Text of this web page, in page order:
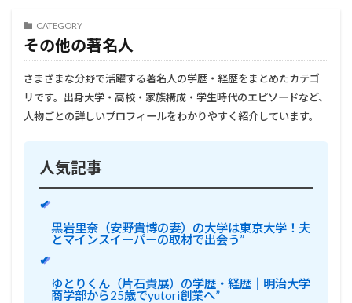
CATEGORY
その他の著名人
さまざまな分野で活躍する著名人の学歴・経歴をまとめたカテゴ
リです。出身大学・高校・家族構成・学生時代のエピソードなど、
人物ごとの詳しいプロフィールをわかりやすく紹介しています。
人気記事
✔
黒岩里奈（安野貴博の妻）の大学は東京大学！夫
とマインスイーパーの取材で出会う”
✔
ゆとりくん（片石貴展）の学歴・経歴｜明治大学
商学部から25歳でyutori創業へ”